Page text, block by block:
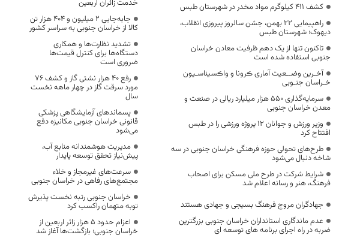
کشف ۴۱۱ کیلوگرم مواد مخدر در شهرستان طبس
راهپیمایی 22 بهمن، جشن سالروز پیروزی انقلاب،
دیهوک؛ شهرستان طبس
تاکنون تنها از یک دهم ظرفیت معادن خراسان
جنوبی استفاده شده است
آخـرین وضــعیت آماری ڪرونا و واڪسیناسـیون
خـراسان جنـوبی
سرمایه‌گذاری ۵۵۰ هزار میلیارد ریالی در صنعت و
معدن خراسان جنوبی
وزیر ورزش و جوانان ۱۲ پروژه ورزشی را در طبس
افتتاح کرد
طرح‌های تحولی حوزه فرهنگی خراسان جنوبی در سه
شاخه دنبال می‌شود
شرایط شرکت در طرح ملی مسکن برای اصحاب
فرهنگ، هنر و رسانه اعلام شد
جهادگران مروج فرهنگ بسیجی و جهادی هستند
عدم ماندگاری استانداران خراسان جنوبی بزرگترین
ضربه در راه اجرای برنامه های توسعه ای
خدمت زائران اربعین
جابه‌جایی 2 میلیون و 404 هزار تن
کالا از خراسان جنوبی به سراسر کشور
تشدید نظارت‌ها و همکاری
دستگاه‌ها برای کنترل قیمت‌ها
ضروری است
رفع 40 هزار نشتی گاز و کشف 76
مورد سرقت گاز در چهار ماهه نخست
سال
پسماندهای آزمایشگاهی پزشکی
قانونی خراسان جنوبی مکانیزه دفع
می‌شود
مدیریت هوشمندانه منابع آب،
پیش‌نیاز تحقق توسعه پایدار
سرعت‌های غیرمجاز و خلاء
مجتمع‌های رفاهی در خراسان جنوبی
خراسان جنوبی رتبه نخست پذیرش
توبه متهمان راکسب کرد
اعزام حدود 5 هزار زائر اربعین از
خراسان جنوبی؛ بازگشت‌ها آغاز شد